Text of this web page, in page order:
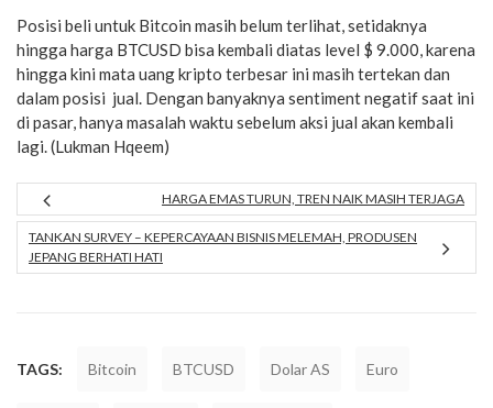
Posisi beli untuk Bitcoin masih belum terlihat, setidaknya
hingga harga BTCUSD bisa kembali diatas level $ 9.000, karena
hingga kini mata uang kripto terbesar ini masih tertekan dan
dalam posisi jual. Dengan banyaknya sentiment negatif saat ini
di pasar, hanya masalah waktu sebelum aksi jual akan kembali
lagi. (Lukman Hqeem)
HARGA EMAS TURUN, TREN NAIK MASIH TERJAGA
TANKAN SURVEY – KEPERCAYAAN BISNIS MELEMAH, PRODUSEN
JEPANG BERHATI HATI
TAGS: Bitcoin BTCUSD Dolar AS Euro